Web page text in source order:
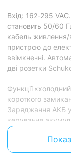
Вхід: 162-295
становить 50/60
кабель живлення/
пристрою до
ввімкненні.
дві розетки
Функції
короткого
Заряджання АКБ у
керування
акумулятора для
акумулятора;
заряджання.